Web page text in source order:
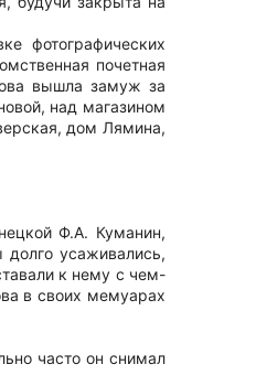
фотографических
почетная
вышла замуж за
над магазином
дом Лямина,
Ф.А. Куманин,
усаживались,
к нему с чем-
в своих мемуарах
часто он снимал